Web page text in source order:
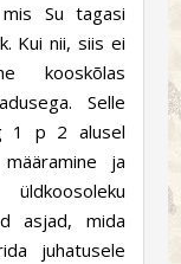
Su tagasi
Kui nii, siis ei
kooskõlas
Selle
1 p 2 alusel
ja
asjad, mida
juhatusele